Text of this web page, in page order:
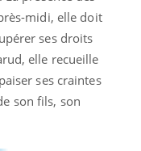
midi, elle doit
ses droits
elle recueille
ses craintes
son fils, son